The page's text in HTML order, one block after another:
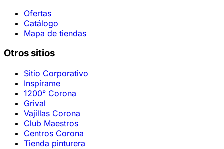
Ofertas
Catálogo
Mapa de tiendas
Otros sitios
Sitio Corporativo
Inspírame
1200° Corona
Grival
Vajillas Corona
Club Maestros
Centros Corona
Tienda pinturera